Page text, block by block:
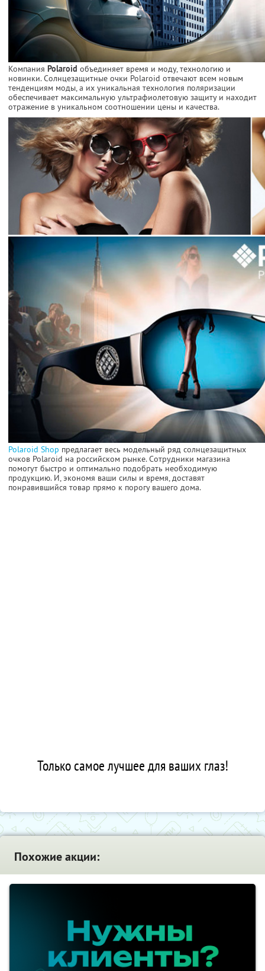
Компания Polaroid объединяет время и моду, технологию и
новинки. Солнцезащитные очки Polaroid отвечают всем новым
тенденциям моды, а их уникальная технология поляризации
обеспечивает максимальную ультрафиолетовую защиту и находит
отражение в уникальном соотношении цены и качества.
Polaroid Shop предлагает весь модельный ряд солнцезащитных
очков Polaroid на российском рынке. Сотрудники магазина
помогут быстро и оптимально подобрать необходимую
продукцию. И, экономя ваши силы и время, доставят
понравившийся товар прямо к порогу вашего дома.
Только самое лучшее для ваших глаз!
Похожие акции: